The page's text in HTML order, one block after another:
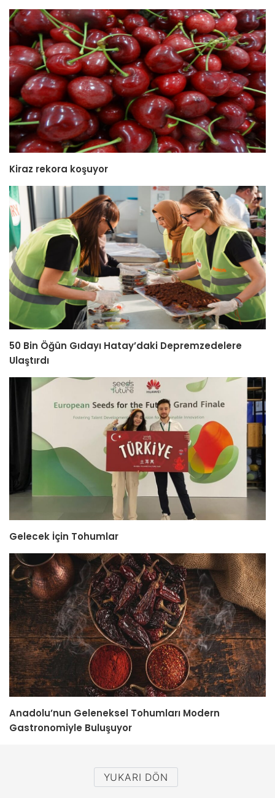
Kiraz rekora koşuyor
50 Bin Öğün Gıdayı Hatay’daki Depremzedelere
Ulaştırdı
Gelecek İçin Tohumlar
Anadolu’nun Geleneksel Tohumları Modern
Gastronomiyle Buluşuyor
YUKARI DÖN